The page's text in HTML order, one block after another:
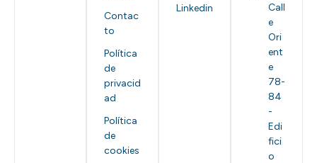
Contac
to
Política
de
privacid
ad
Política
de
cookies
Linkedin
Call
e
Ori
ent
e
78-
84
-
Edi
fici
o